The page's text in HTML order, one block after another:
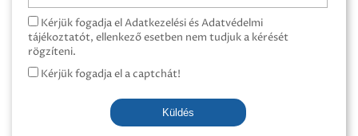
Kérjük fogadja el Adatkezelési és Adatvédelmi
tájékoztatót, ellenkező esetben nem tudjuk a kérését
rögzíteni.
Kérjük fogadja el a captchát!
Küldés